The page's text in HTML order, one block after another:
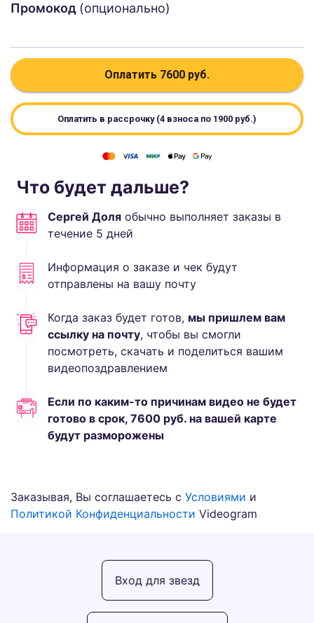
Промокод (опционально)
Оплатить 7600 руб.
Оплатить в рассрочку (4 взноса по 1900 руб.)
Что будет дальше?
Сергей Доля обычно выполняет заказы в
течение 5 дней
Информация о заказе и чек будут
отправлены на вашу почту
Когда заказ будет готов, мы пришлем вам
ссылку на почту, чтобы вы смогли
посмотреть, скачать и поделиться вашим
видеопоздравлением
Если по каким-то причинам видео не будет
готово в срок, 7600 руб. на вашей карте
будут разморожены
Заказывая, Вы соглашаетесь с Условиями и
Политикой Конфиденциальности Videogram
Вход для звезд